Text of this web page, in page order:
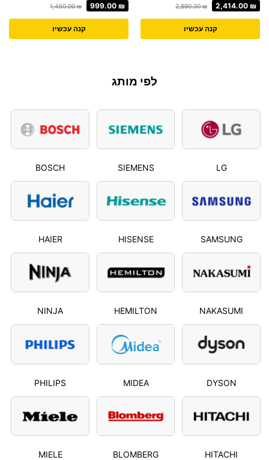
2,890.00₪ 2,414.00 ₪
קנה עכשיו
1,450.00₪ 999.00 ₪
קנה עכשיו
לפי מותג
LG
SIEMENS
BOSCH
SAMSUNG
HISENSE
HAIER
NAKASUMI
HEMILTON
NINJA
DYSON
MIDEA
PHILIPS
HITACHI
BLOMBERG
MIELE